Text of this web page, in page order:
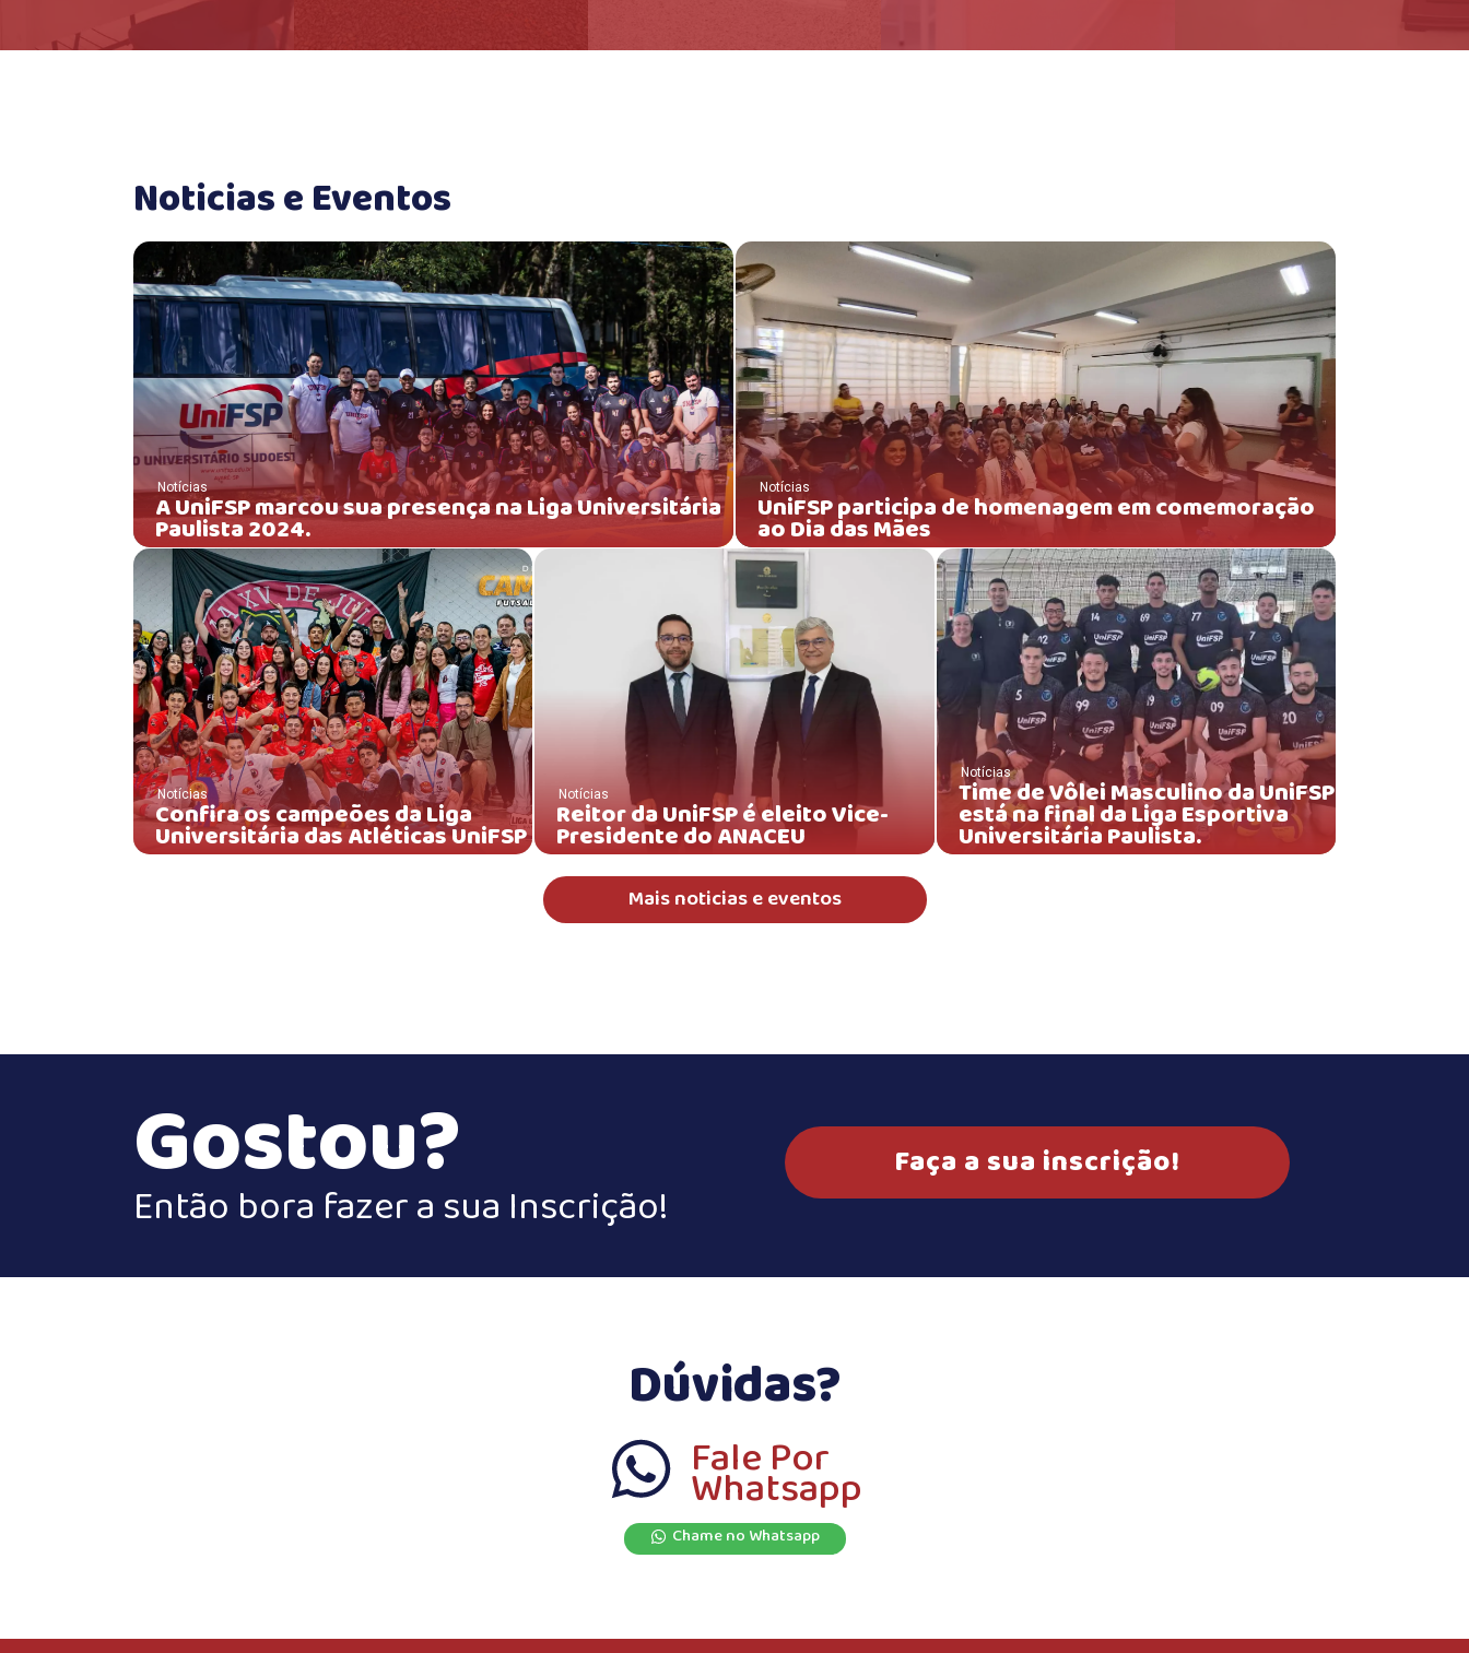
Noticias e Eventos
Notícias
A UniFSP marcou sua presença na Liga Universitária
Paulista 2024.
Notícias
UniFSP participa de homenagem em comemoração
ao Dia das Mães
Notícias
Confira os campeões da Liga
Universitária das Atléticas UniFSP
Notícias
Reitor da UniFSP é eleito Vice-
Presidente do ANACEU
Notícias
Time de Vôlei Masculino da UniFSP
está na final da Liga Esportiva
Universitária Paulista.
Mais noticias e eventos
Gostou?
Então bora fazer a sua Inscrição!
Faça a sua inscrição!
Dúvidas?
Fale Por
Whatsapp
Chame no Whatsapp